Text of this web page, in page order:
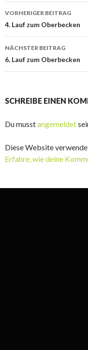
Beitrags-
Navigation
VORHERIGER BEITRAG
4. Lauf zum Oberbecken
NÄCHSTER BEITRAG
6. Lauf zum Oberbecken
SCHREIBE EINEN
Du musstangemeldet
Diese Website
Erfahre, wie deine